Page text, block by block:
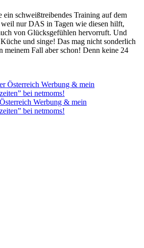
ein schweißtreibendes Training auf dem
nur DAS in Tagen wie diesen hilft,
von Glücksgefühlen hervorruft. Und
und singe! Das mag nicht sonderlich
Fall aber schon! Denn keine 24
Werbung & mein
bei netmoms!